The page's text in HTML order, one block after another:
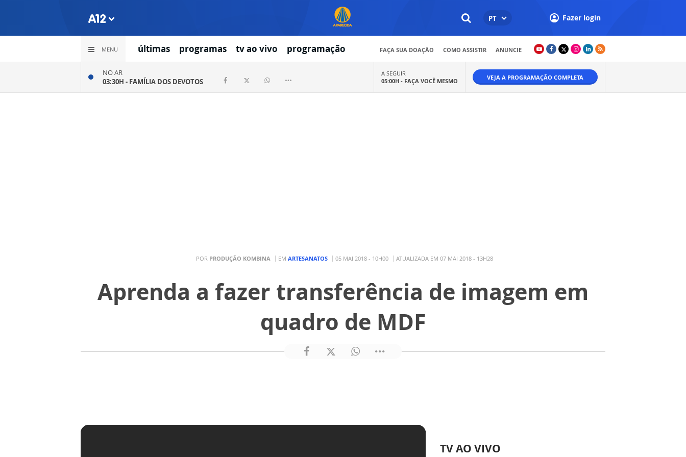
PT Fazer login
MENU últimas programas tv ao vivo programação FAÇA SUA DOAÇÃO COMO ASSISTIR ANUNCIE
NO AR
03:30H - FAMÍLIA DOS DEVOTOS
A SEGUIR
05:00H - FAÇA VOCÊ MESMO VEJA A PROGRAMAÇÃO COMPLETA
POR PRODUÇÃO KOMBINA EM ARTESANATOS 05 MAI 2018 - 10H00 ATUALIZADA EM 07 MAI 2018 - 13H28
Aprenda a fazer transferência de imagem em
quadro de MDF
TV AO VIVO